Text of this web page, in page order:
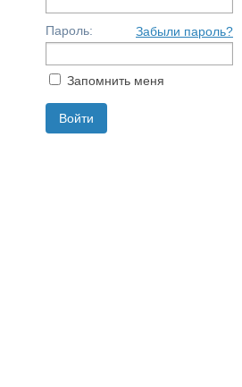
Пароль: Забыли пароль?
Запомнить меня